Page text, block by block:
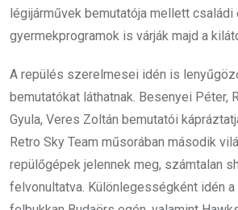
légijárművek bemutatója mellett családi
gyermekprogramok is várják majd a
A repülés szerelmesei idén is
bemutatókat láthatnak. Besenyei Péter,
Gyula, Veres Zoltán bemutatói
Retro Sky Team műsorában második
repülőgépek jelennek meg, számtalan
felvonultatva. Különlegességként idén